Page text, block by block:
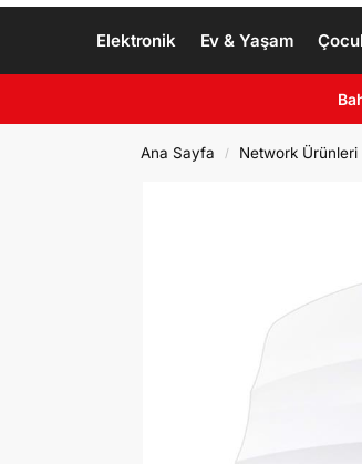
Elektronik Ev & Yaşam
Ana Sayfa / Network Ürünleri